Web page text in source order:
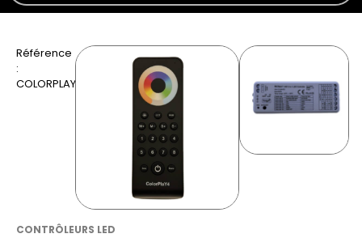
Référence
:
COLORPLAY4
CONTRÔLEURS LED